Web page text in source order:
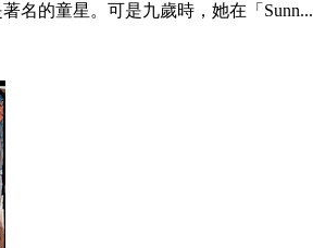
名的童星。可是九歲時，她在「Sunn...